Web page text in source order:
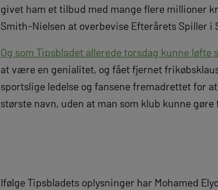
givet ham et tilbud med mange flere millioner
Smith-Nielsen at overbevise Efterårets Spiller
Og som Tipsbladet allerede torsdag kunne løfte
at være en genialitet, og fået fjernet
sportslige ledelse og fansene fremadrettet for
største navn, uden at man som klub kunne
Ifølge Tipsbladets oplysninger har Mohamed